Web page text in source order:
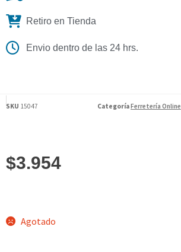
Retiro en Tienda
Envio dentro de las 24 hrs.
SKU 15047 CategoríaFerretería Online
$3.954
Agotado